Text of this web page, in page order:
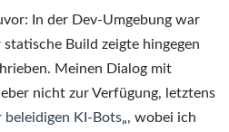
In der Dev-Umgebung war
Build zeigte hingegen
Meinen Dialog mit
nicht zur Verfügung, letztens
beleidigen KI-Bots„, wobei ich